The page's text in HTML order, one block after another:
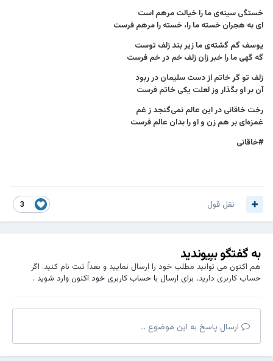
خستگی سینه‌ی ما را خیالت مرهم است
ای به هجران خسته ما را، خسته را مرهم فرست
یوسف گم گشته‌ی ما زیر بند زلف توست
گه گهی ما را خبر زان زلف خم در خم فرست
زلف تو گر خاتم از دست سلیمان در ربود
آن بر او بگذار وز لعلت یکی خاتم فرست
رخت خاقانی در این عالم نمی‌گنجد ز غم
غمزه‌ای بر هم زن و او را بدان عالم فرست
#خاقانی
3 نقل قول
به گفتگو بپیوندید
هم اکنون می توانید مطلب خود را ارسال نمایید و بعداً ثبت نام کنید. اگر
حساب کاربری دارید، برای ارسال با حساب کاربری خود اکنون وارد شوید.
ارسال پاسخ به این موضوع ...